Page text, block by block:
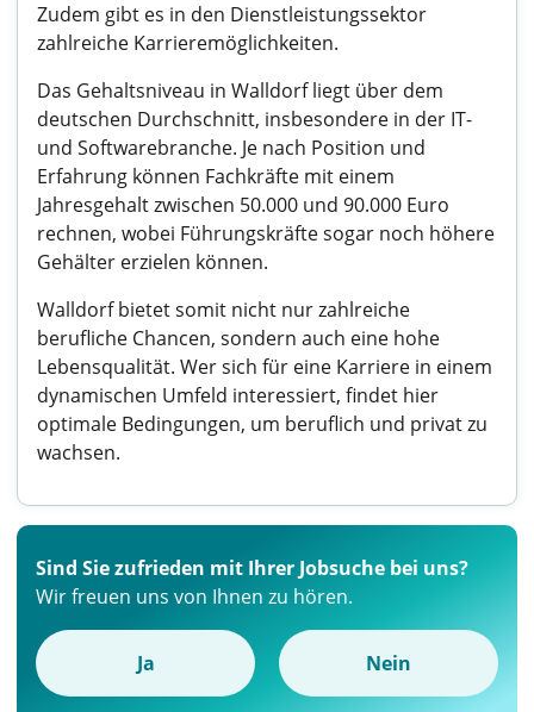
Zudem gibt es in den Dienstleistungssektor
zahlreiche Karrieremöglichkeiten.
Das Gehaltsniveau in Walldorf liegt über dem
deutschen Durchschnitt, insbesondere in der IT-
und Softwarebranche. Je nach Position und
Erfahrung können Fachkräfte mit einem
Jahresgehalt zwischen 50.000 und 90.000 Euro
rechnen, wobei Führungskräfte sogar noch höhere
Gehälter erzielen können.
Walldorf bietet somit nicht nur zahlreiche
berufliche Chancen, sondern auch eine hohe
Lebensqualität. Wer sich für eine Karriere in einem
dynamischen Umfeld interessiert, findet hier
optimale Bedingungen, um beruflich und privat zu
wachsen.
Sind Sie zufrieden mit Ihrer Jobsuche bei uns?
Wir freuen uns von Ihnen zu hören.
Ja Nein